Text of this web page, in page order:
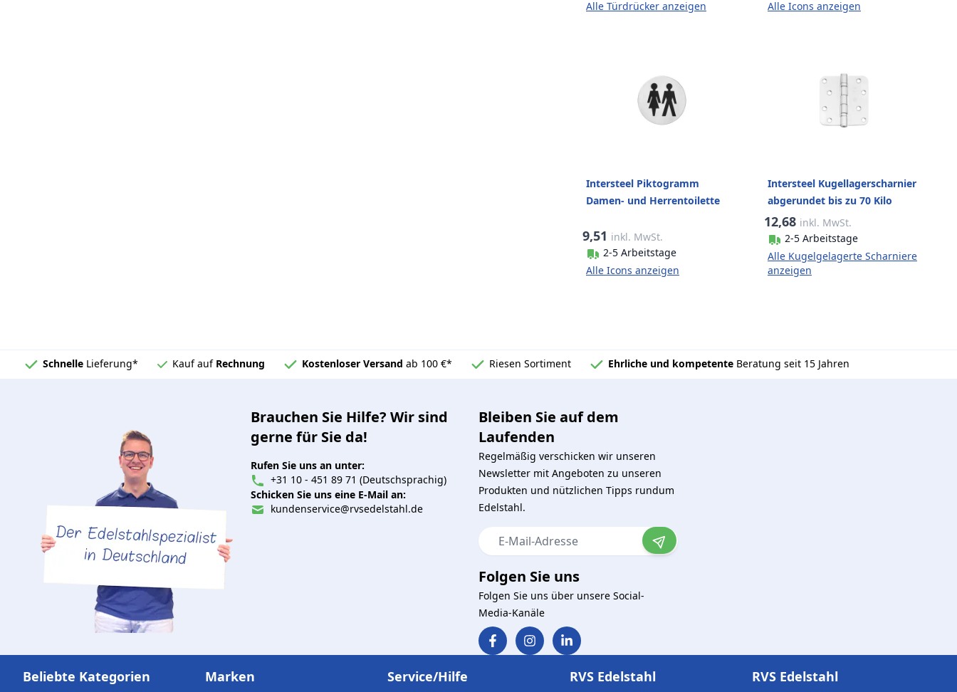
Alle Türdrücker anzeigen
Alle Icons anzeigen
Intersteel Piktogramm
Damen- und Herrentoilette
gebürstet
9,51 inkl. MwSt.
2-5 Arbeitstage
Alle Icons anzeigen
Intersteel Kugellagerscharnier
abgerundet bis zu 70 Kilo
Edelstahl gebürstet
12,68 inkl. MwSt.
2-5 Arbeitstage
Alle Kugelgelagerte Scharniere
anzeigen
Schnelle Lieferung* Kauf auf Rechnung Kostenloser Versand ab 100 €* Riesen Sortiment Ehrliche und kompetente Beratung seit 15 Jahren
Brauchen Sie Hilfe? Wir sind
gerne für Sie da!
Rufen Sie uns an unter:
+31 10 - 451 89 71 (Deutschsprachig)
Schicken Sie uns eine E-Mail an:
kundenservice@rvsedelstahl.de
Bleiben Sie auf dem
Laufenden
Regelmäßig verschicken wir unseren
Newsletter mit Angeboten zu unseren
Produkten und nützlichen Tipps rundum
Edelstahl.
E-Mail-Adresse
Folgen Sie uns
Folgen Sie uns über unsere Social-
Media-Kanäle
Beliebte Kategorien Marken Service/Hilfe RVS Edelstahl RVS Edelstahl